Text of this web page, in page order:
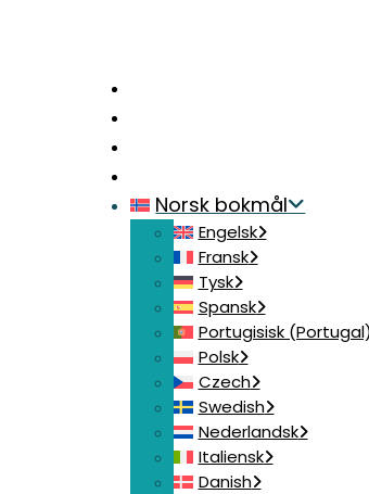
Norsk bokmål
Engelsk
Fransk
Tysk
Spansk
Portugisisk (Portugal)
Polsk
Czech
Swedish
Nederlandsk
Italiensk
Danish